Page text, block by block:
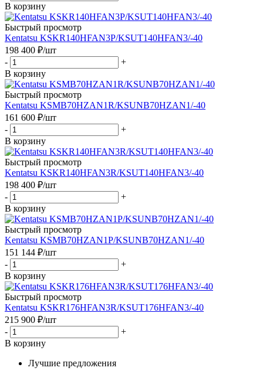
В корзину
Быстрый просмотр
Kentatsu KSKR140HFAN3P/KSUT140HFAN3/-40
198 400 ₽/шт
-
+
В корзину
Быстрый просмотр
Kentatsu KSMB70HZAN1R/KSUNB70HZAN1/-40
161 600 ₽/шт
-
+
В корзину
Быстрый просмотр
Kentatsu KSKR140HFAN3R/KSUT140HFAN3/-40
198 400 ₽/шт
-
+
В корзину
Быстрый просмотр
Kentatsu KSMB70HZAN1P/KSUNB70HZAN1/-40
151 144 ₽/шт
-
+
В корзину
Быстрый просмотр
Kentatsu KSKR176HFAN3R/KSUT176HFAN3/-40
215 900 ₽/шт
-
+
В корзину
Лучшие предложения